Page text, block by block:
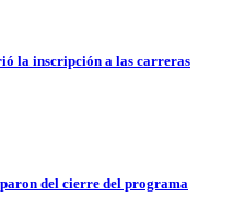
la inscripción a las carreras
del cierre del programa